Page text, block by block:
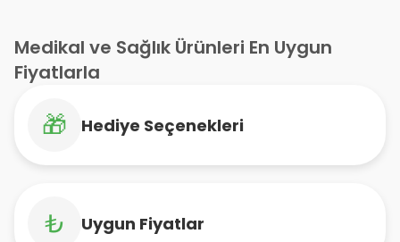
Medikal ve Sağlık Ürünleri En Uygun
Fiyatlarla
🎁 Hediye Seçenekleri
₺ Uygun Fiyatlar